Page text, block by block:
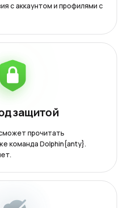
с аккаунтом и профилями с
защитой
прочитать
команда Dolphin{anty}.